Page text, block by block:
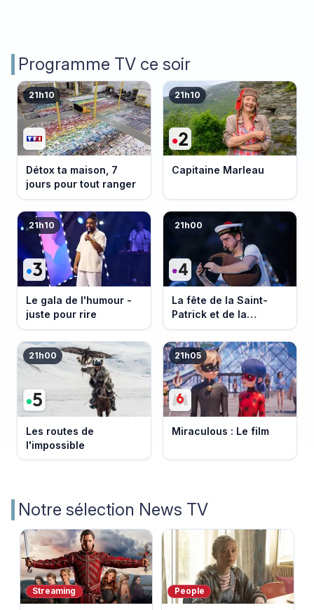
Programme TV ce soir
21h10
Détox ta maison, 7
jours pour tout ranger
21h10
Capitaine Marleau
21h10
Le gala de l'humour -
juste pour rire
21h00
La fête de la Saint-
Patrick et de la
Bretagne
21h00
Les routes de
l'impossible
21h05
Miraculous : Le film
Notre sélection News TV
Streaming People